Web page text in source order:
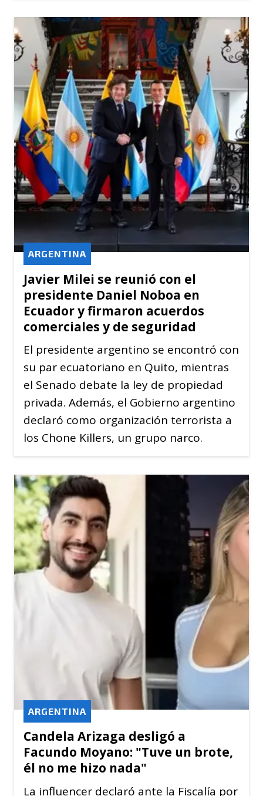
Javier Milei se reunió con el
presidente Daniel Noboa en
Ecuador y firmaron acuerdos
comerciales y de seguridad
ARGENTINA
El presidente argentino se encontró con
su par ecuatoriano en Quito, mientras
el Senado debate la ley de propiedad
privada. Además, el Gobierno argentino
declaró como organización terrorista a
los Chone Killers, un grupo narco.
Candela Arizaga desligó a
Facundo Moyano: "Tuve un brote,
él no me hizo nada"
ARGENTINA
La influencer declaró ante la Fiscalía por